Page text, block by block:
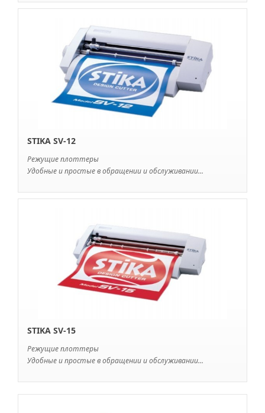
STIKA SV-12
Режущие плоттеры
Удобные и простые в обращении и обслуживании...
STIKA SV-15
Режущие плоттеры
Удобные и простые в обращении и обслуживании...